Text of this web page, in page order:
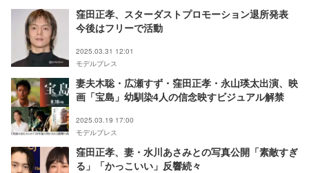
窪田正孝、スターダストプロモーション退所発表
今後はフリーで活動
2025.03.31 12:01
モデルプレス
妻夫木聡・広瀬すず・窪田正孝・永山瑛太出演、映
画「宝島」幼馴染4人の信念映すビジュアル解禁
2025.03.19 17:00
モデルプレス
窪田正孝、妻・水川あさみとの写真公開「素敵すぎ
る」「かっこいい」反響続々